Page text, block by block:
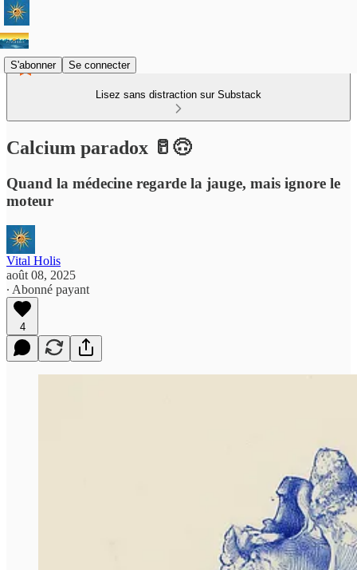
S'abonner Se connecter
Lisez sans distraction sur Substack
Calcium paradox 🥛🙃
Quand la médecine regarde la jauge, mais ignore le
moteur
Vital Holis
août 08, 2025
∙ Abonné payant
4